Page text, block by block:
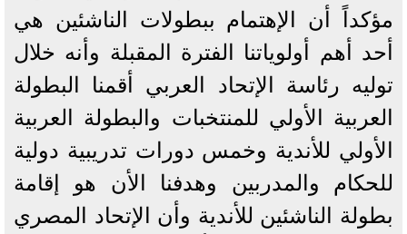
مؤكداً أن الإهتمام ببطولات الناشئين هي
أحد أهم أولوياتنا الفترة المقبلة وأنه خلال
توليه رئاسة الإتحاد العربي أقمنا البطولة
العربية الأولي للمنتخبات والبطولة العربية
الأولي للأندية وخمس دورات تدريبية دولية
للحكام والمدربين وهدفنا الأن هو إقامة
بطولة الناشئين للأندية وأن الإتحاد المصري